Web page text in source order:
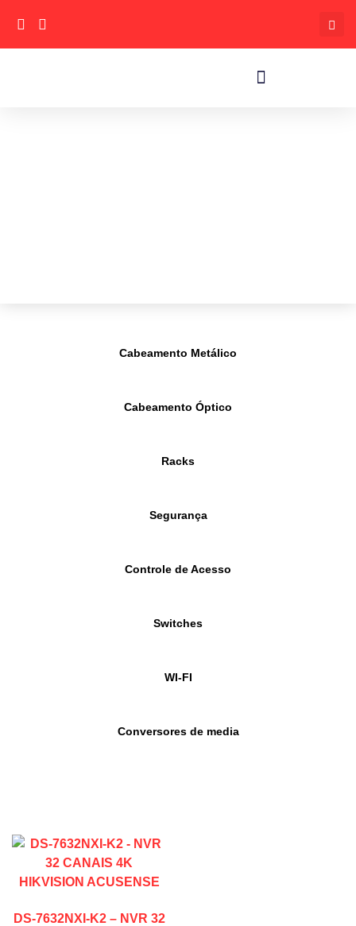
Cabeamento Metálico
Cabeamento Óptico
Racks
Segurança
Controle de Acesso
Switches
WI-FI
Conversores de media
DS-7632NXI-K2 – NVR 32